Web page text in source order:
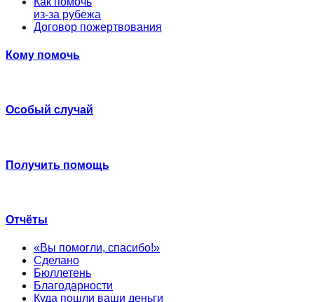
из-за рубежа
Договор пожертвования
Кому помочь
Особый случай
Получить помощь
Отчёты
«Вы помогли, спасибо!»
Сделано
Бюллетень
Благодарности
Куда пошли ваши деньги